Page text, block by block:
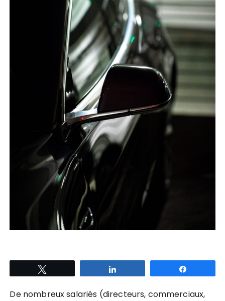
De nombreux salariés (directeurs, commerciaux,